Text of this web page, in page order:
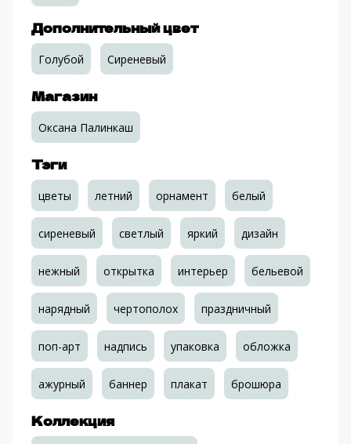
Дополнительный цвет
Голубой Сиреневый
Магазин
Оксана Палинкаш
Тэги
цветы летний орнамент белый
сиреневый светлый яркий дизайн
нежный открытка интерьер бельевой
нарядный чертополох праздничный
поп-арт надпись упаковка обложка
ажурный баннер плакат брошюра
Коллекция